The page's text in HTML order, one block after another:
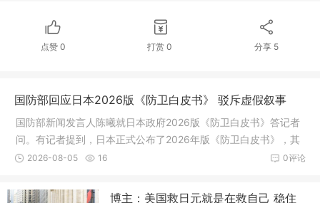
点赞0 打赏0 分享 5
国防部回应日本2026版《防卫白皮书》 驳斥虚假叙事
国防部新闻发言人陈曦就日本政府2026版《防卫白皮书》答记者
问。有记者提到，日本正式公布了2026年版《防卫白皮书》，其
中诬称中国军事动向是“前所未有的最大战略挑战”，并指出中方在
0评论
2026-08-05 16
博主：美国救日元就是在救自己 稳住